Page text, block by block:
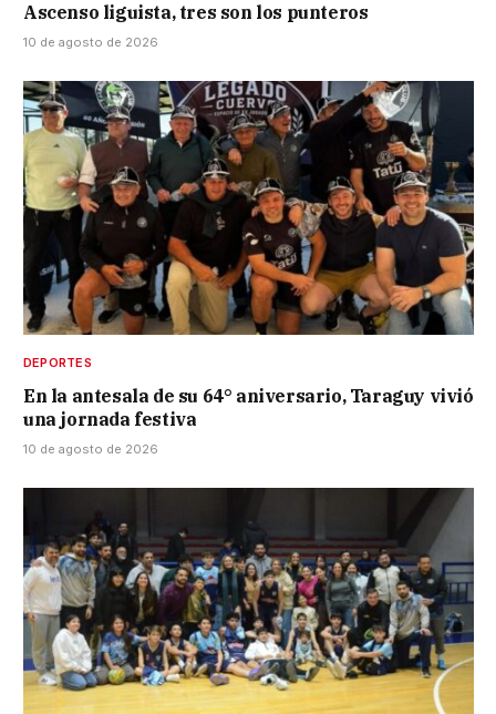
Ascenso liguista, tres son los punteros
10 de agosto de 2026
DEPORTES
En la antesala de su 64° aniversario, Taraguy vivió
una jornada festiva
10 de agosto de 2026